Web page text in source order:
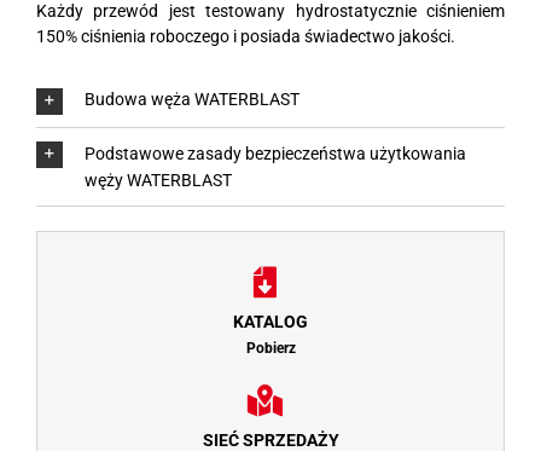
Każdy przewód jest testowany hydrostatycznie ciśnieniem
150% ciśnienia roboczego i posiada świadectwo jakości.
Budowa węża WATERBLAST
Podstawowe zasady bezpieczeństwa użytkowania
węży WATERBLAST
KATALOG
Pobierz
SIEĆ SPRZEDAŻY